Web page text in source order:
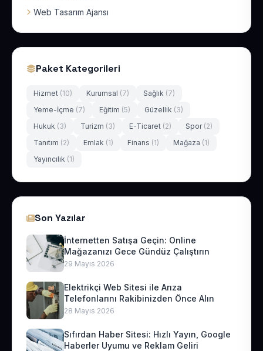
Web Tasarım Ajansı
Paket Kategorileri
Hizmet (10) Kurumsal (7) Sağlık (7)
Yeme-İçme (7) Eğitim (5) Güzellik (3)
Hukuk (3) Turizm (3) E-Ticaret (2) Spor (2)
Tanıtım (2) Emlak (1) Finans (1) Mağaza (1)
Yayıncılık (1)
Son Yazılar
İnternetten Satışa Geçin: Online
Mağazanızı Gece Gündüz Çalıştırın
29 Mayıs 2026
Elektrikçi Web Sitesi ile Arıza
Telefonlarını Rakibinizden Önce Alın
28 Mayıs 2026
Sıfırdan Haber Sitesi: Hızlı Yayın, Google
Haberler Uyumu ve Reklam Geliri